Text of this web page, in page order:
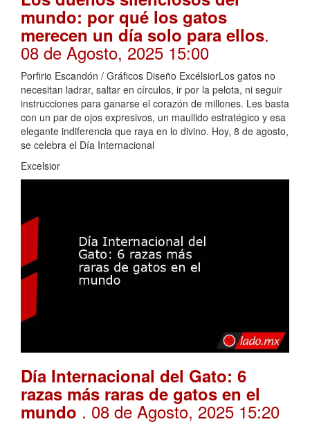
mundo: por qué los gatos
merecen un día solo para ellos.
08 de Agosto, 2025 15:00
Porfirio Escandón / Gráficos Diseño ExcélsiorLos gatos no
necesitan ladrar, saltar en círculos, ir por la pelota, ni seguir
instrucciones para ganarse el corazón de millones. Les basta
con un par de ojos expresivos, un maullido estratégico y esa
elegante indiferencia que raya en lo divino. Hoy, 8 de agosto,
se celebra el Día Internacional
Excelsior
Día Internacional del Gato: 6
razas más raras de gatos en el
mundo . 08 de Agosto, 2025 15:20